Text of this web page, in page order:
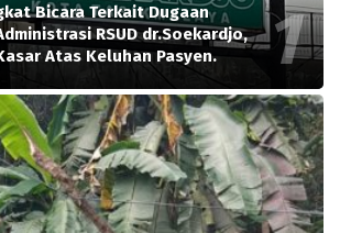
Bicara Terkait Dugaan
RSUD dr.Soekardjo,
Atas Keluhan Pasyen.